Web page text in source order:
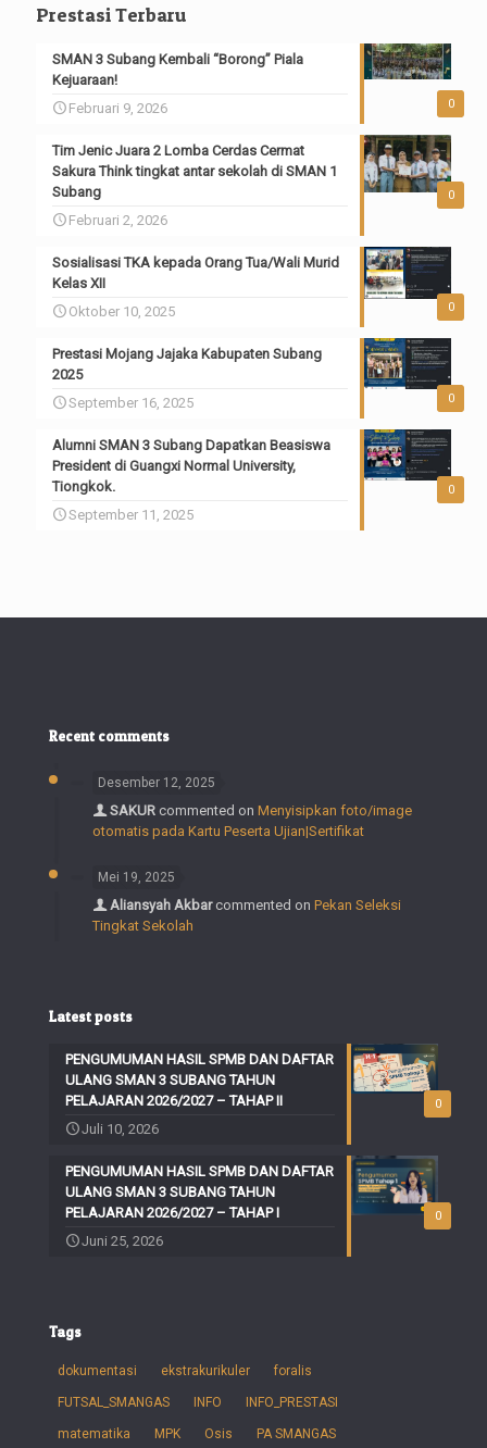
Prestasi Terbaru
0
SMAN 3 Subang Kembali “Borong” Piala
Kejuaraan!
Februari 9, 2026
0
Tim Jenic Juara 2 Lomba Cerdas Cermat
Sakura Think tingkat antar sekolah di SMAN 1
Subang
Februari 2, 2026
0
Sosialisasi TKA kepada Orang Tua/Wali Murid
Kelas XII
Oktober 10, 2025
0
Prestasi Mojang Jajaka Kabupaten Subang
2025
September 16, 2025
0
Alumni SMAN 3 Subang Dapatkan Beasiswa
President di Guangxi Normal University,
Tiongkok.
September 11, 2025
Recent comments
Desember 12, 2025
SAKUR commented on Menyisipkan foto/image
otomatis pada Kartu Peserta Ujian|Sertifikat
Mei 19, 2025
Aliansyah Akbarcommented on Pekan Seleksi
Tingkat Sekolah
Latest posts
0
PENGUMUMAN HASIL SPMB DAN DAFTAR
ULANG SMAN 3 SUBANG TAHUN
PELAJARAN 2026/2027 – TAHAP II
Juli 10, 2026
0
PENGUMUMAN HASIL SPMB DAN DAFTAR
ULANG SMAN 3 SUBANG TAHUN
PELAJARAN 2026/2027 – TAHAP I
Juni 25, 2026
Tags
dokumentasi ekstrakurikuler foralis
FUTSAL_SMANGAS INFO INFO_PRESTASI
matematika MPK Osis PA SMANGAS